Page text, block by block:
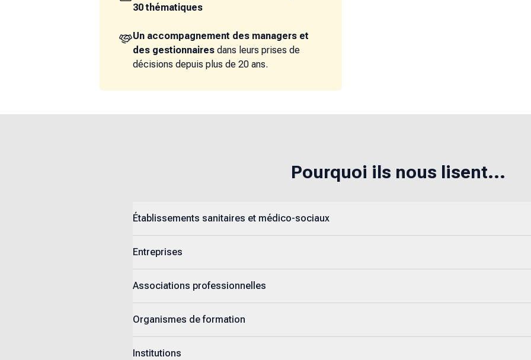
30 thématiques
Un accompagnement des managers et
des gestionnaires dans leurs prises de
décisions depuis plus de 20 ans.
Pourquoi ils nous lisent...
Établissements sanitaires et médico-sociaux
Entreprises
Associations professionnelles
Organismes de formation
Institutions